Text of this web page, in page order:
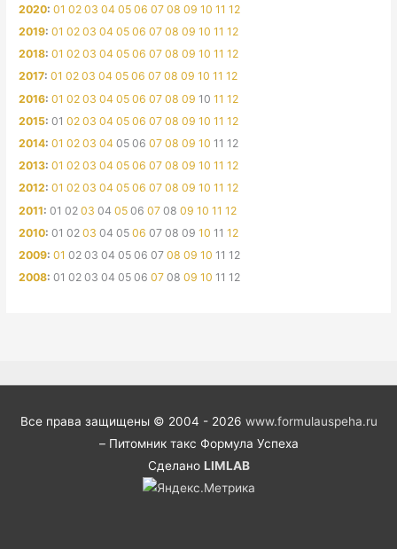
2020:01 02 03 04 05 06 07 08 09 10 11 12
2019:01 02 03 04 05 06 07 08 09 10 11 12
2018:01 02 03 04 05 06 07 08 09 10 11 12
2017:01 02 03 04 05 06 07 08 09 10 11 12
2016:01 02 03 04 05 06 07 08 09 10 11 12
2015:01 02 03 04 05 06 07 08 09 10 11 12
2014:01 02 03 04 05 06 07 08 09 10 11 12
2013:01 02 03 04 05 06 07 08 09 10 11 12
2012:01 02 03 04 05 06 07 08 09 10 11 12
2011:01 02 03 04 05 06 07 08 09 10 11 12
2010:01 02 03 04 05 06 07 08 09 10 11 12
2009:01 02 03 04 05 06 07 08 09 10 11 12
2008:01 02 03 04 05 06 07 08 09 10 11 12
Все права защищены © 2004 - 2026 www.formulauspeha.ru
– Питомник такс Формула Успеха
Сделано LIMLAB